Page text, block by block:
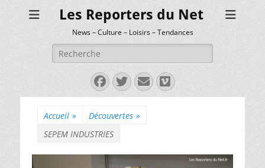
Les Reporters du Net
News – Culture – Loisirs – Tendances
Rechercher :
Facebook
Twitter
E-
mail
Vimeo
Accueil » Découvertes »
SEPEM INDUSTRIES